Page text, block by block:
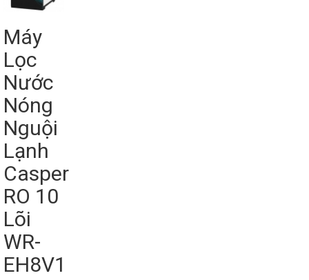
Máy
Lọc
Nước
Nóng
Nguội
Lạnh
Casper
RO 10
Lõi
WR-
EH8V1